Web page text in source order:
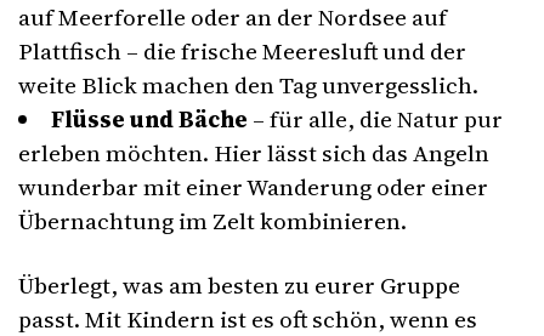
auf Meerforelle oder an der Nordsee auf
Plattfisch – die frische Meeresluft und der
weite Blick machen den Tag unvergesslich.
Flüsse und Bäche – für alle, die Natur pur
erleben möchten. Hier lässt sich das Angeln
wunderbar mit einer Wanderung oder einer
Übernachtung im Zelt kombinieren.
Überlegt, was am besten zu eurer Gruppe
passt. Mit Kindern ist es oft schön, wenn es